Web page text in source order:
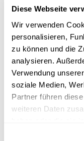
Diese Webseite
Wir verwenden
personalisieren,
zu können und die
analysieren.
Verwendung
soziale Medien,
Partner führen
weiteren Daten
Information
Inhalt
Karl Kraus singt
"Literatur" "Das